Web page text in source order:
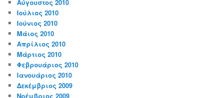
Αύγουστος 2010
Ιούλιος 2010
Ιούνιος 2010
Μάιος 2010
Απρίλιος 2010
Μάρτιος 2010
Φεβρουάριος 2010
Ιανουάριος 2010
Δεκέμβριος 2009
Νοέμβριος 2009